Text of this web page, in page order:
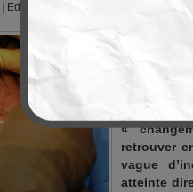
Editeur :
s’il était
tournant
de
«
retrouver
vague
atteinte